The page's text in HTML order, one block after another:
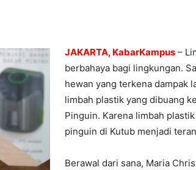
JAKARTA, KabarKampus –
berbahaya bagi lingkungan.
hewan yang terkena dampak
limbah plastik yang dibuang
Pinguin. Karena limbah
pinguin di Kutub menjadi
Berawal dari sana, Maria